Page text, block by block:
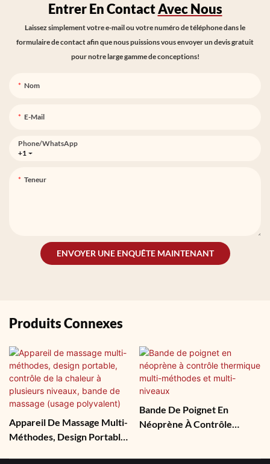
Entrer En ContactAvec Nous
Laissez simplement votre e-mail ou votre numéro de téléphone dans le
formulaire de contact afin que nous puissions vous envoyer un devis gratuit
pour notre large gamme de conceptions!
Nom
E-Mail
+1
Phone/whatsApp
Teneur
ENVOYER UNE ENQUÊTE MAINTENANT
Produits Connexes
Appareil De Massage Multi-
Méthodes, Design Portable,
Bande De Poignet En
Néoprène À Contrôle